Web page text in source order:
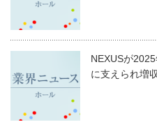
NEXUSが
に支えられ増